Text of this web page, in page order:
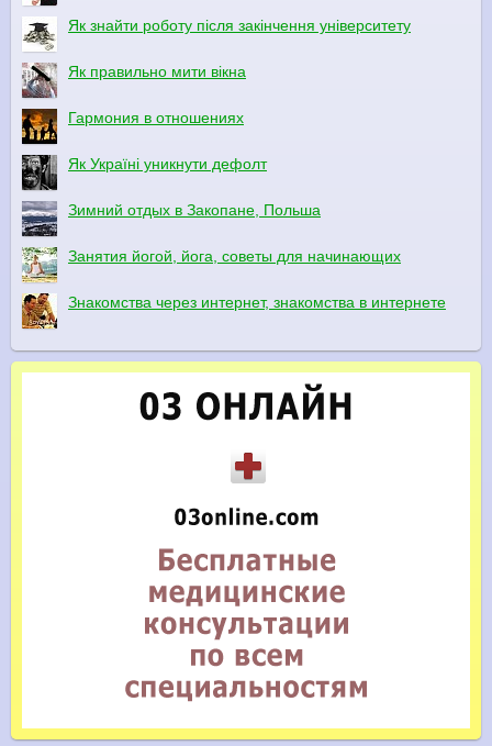
Як знайти роботу після закінчення університету
Як правильно мити вікна
Гармония в отношениях
Як Україні уникнути дефолт
Зимний отдых в Закопане, Польша
Занятия йогой, йога, советы для начинающих
Знакомства через интернет, знакомства в интернете